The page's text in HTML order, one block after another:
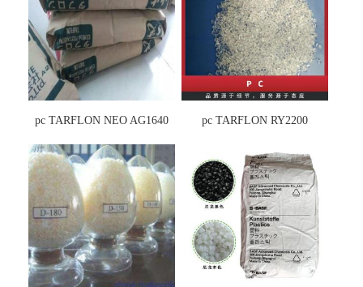
pc TARFLON NEO AG1640 pc TARFLON RY2200